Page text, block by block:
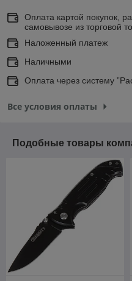
Оплата картой покупок,
самовывозе из торговой
Наложенный платеж
Наличными
Оплата через систему
Все условия оплаты
Подобные товары